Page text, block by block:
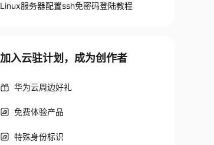
Linux服务器配置ssh免密码登陆教程
加入云驻计划，成为创作者
华为云周边好礼
免费体验产品
特殊身份标识